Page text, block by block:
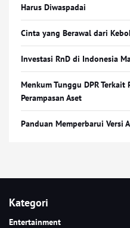
Harus Diwaspadai
Cinta yang Berawal dari
Investasi RnD di Indonesia
Menkum Tunggu DPR Terkait
Perampasan Aset
Panduan Memperbarui Versi
Kategori
Entertainment